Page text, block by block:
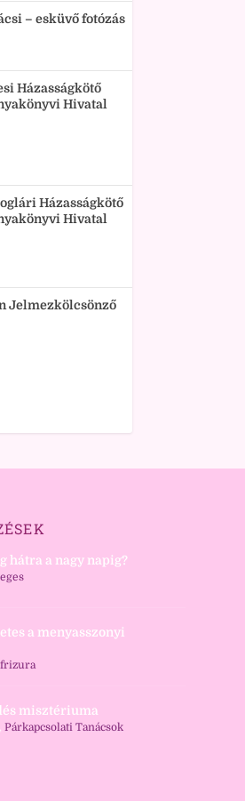
– esküvő fotózás
Házasságkötő
Hivatal
Házasságkötő
Hivatal
Jelmezkölcsönző
hátra a nagy napig?
a menyasszonyi
misztériuma
Párkapcsolati Tanácsok